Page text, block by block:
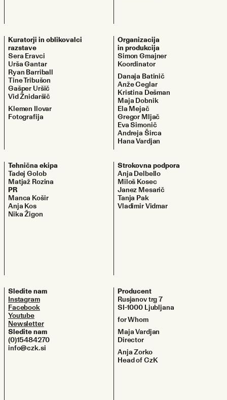
Kuratorji in oblikovalci
razstave
Sera Eravci
Urša Gantar
Ryan Barriball
Tine Tribušon
Gašper Uršič
Vid Žnidaršič
Klemen Ilovar
Fotografija
Organizacija
in produkcija
Simon Gmajner
Koordinator
Danaja Batinič
Anže Ceglar
Kristina Dešman
Maja Dobnik
Ela Mejač
Gregor Mljač
Eva Simonič
Andreja Širca
Hana Vardjan
Tehnična ekipa
Tadej Golob
Matjaž Rozina
PR
Manca Košir
Anja Kos
Nika Žigon
Strokovna podpora
Anja Delbello
Miloš Kosec
Janez Mesarič
Tanja Pak
Vladimir Vidmar
Sledite nam
Instagram
Facebook
Youtube
Newsletter
Sledite nam
(0)15484270
info@czk.si
Producent
Rusjanov trg 7
SI-1000 Ljubljana
for Whom
Maja Vardjan
Director
Anja Zorko
Head of CzK